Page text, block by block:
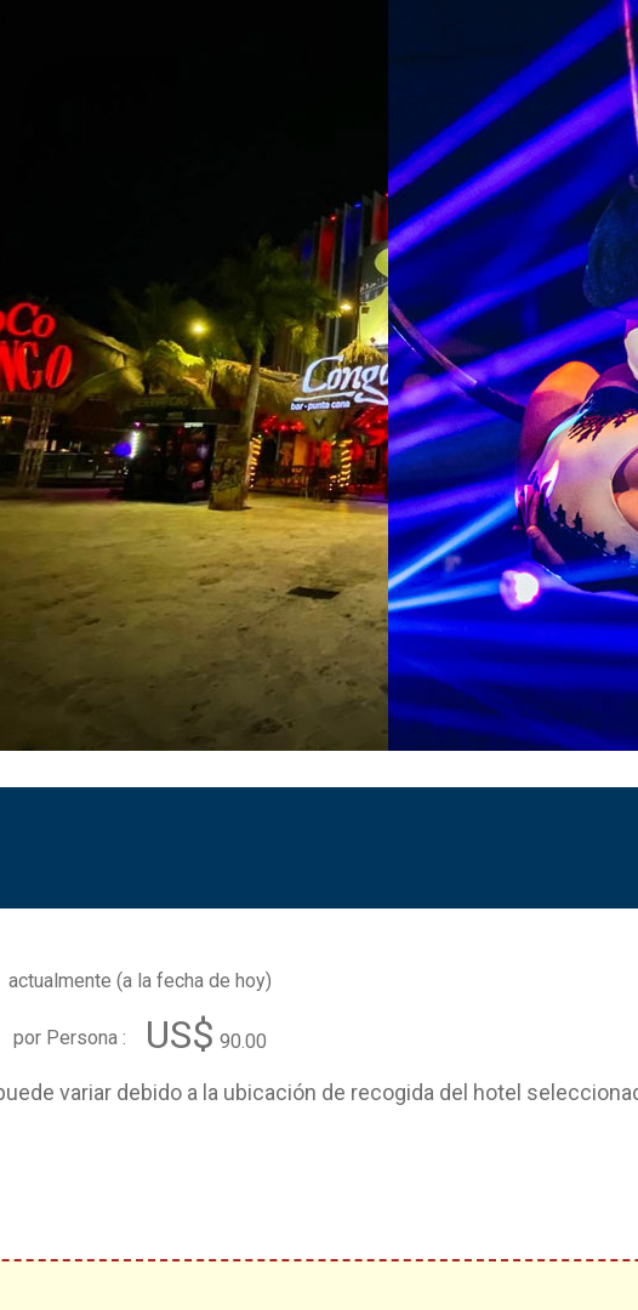
actualmente (a la fecha de hoy)
por Persona : US$ 90.00
variar debido a la ubicación de recogida del hotel